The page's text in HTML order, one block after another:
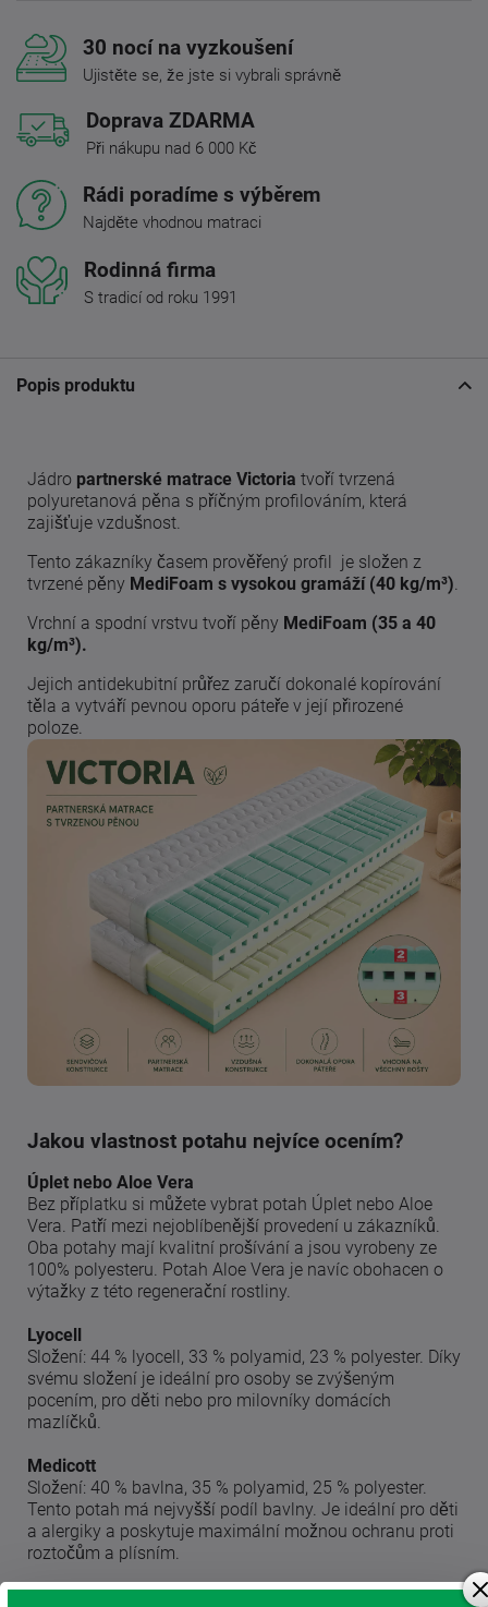
30 nocí na vyzkoušení
Ujistěte se, že jste si vybrali správně
Doprava ZDARMA
Při nákupu nad 6 000 Kč
Rádi poradíme s výběrem
Najděte vhodnou matraci
Rodinná firma
S tradicí od roku 1991
Popis produktu
Jádro partnerské matrace Victoria tvoří tvrzená
polyuretanová pěna s příčným profilováním, která
zajišťuje vzdušnost.
Tento zákazníky časem prověřený profil je složen z
tvrzené pěny MediFoam s vysokou gramáží (40 kg/m³)
Vrchní a spodní vrstvu tvoří pěny MediFoam (35 a 40
kg/m³).
Jejich antidekubitní průřez zaručí dokonalé kopírování
těla a vytváří pevnou oporu páteře v její přirozené
poloze.
Jakou vlastnost potahu nejvíce ocením?
Úplet nebo Aloe Vera
Bez příplatku si můžete vybrat potah Úplet nebo Aloe
Vera. Patří mezi nejoblíbenější provedení u zákazníků.
Oba potahy mají kvalitní prošívání a jsou vyrobeny ze
100% polyesteru. Potah Aloe Vera je navíc obohacen o
výtažky z této regenerační rostliny.
Lyocell
Složení: 44 % lyocell, 33 % polyamid, 23 % polyester. Díky
svému složení je ideální pro osoby se zvýšeným
pocením, pro děti nebo pro milovníky domácích
mazlíčků.
Medicott
Složení: 40 % bavlna, 35 % polyamid, 25 % polyester.
Tento potah má nejvyšší podíl bavlny. Je ideální pro děti
a alergiky a poskytuje maximální možnou ochranu proti
roztočům a plísním.